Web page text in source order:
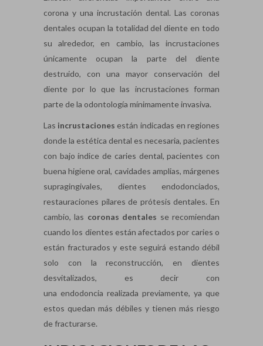
corona y una incrustación dental. Las coronas
dentales ocupan la totalidad del diente en todo
su alrededor, en cambio, las incrustaciones
únicamente ocupan la parte del diente
destruido, con una mayor conservación del
diente por lo que las incrustaciones forman
parte de la odontología mínimamente invasiva.
Las incrustaciones están indicadas en regiones
donde la estética dental es necesaria, pacientes
con bajo índice de caries dental, pacientes con
buena higiene oral, cavidades amplias, márgenes
supragingivales, dientes endodonciados,
restauraciones pilares de prótesis dentales. En
cambio, las coronas dentales se recomiendan
cuando los dientes están afectados por caries o
están fracturados y este seguirá estando débil
solo con la reconstrucción, en dientes
desvitalizados, es decir con
una endodoncia realizada previamente, ya que
estos quedan más débiles y tienen más riesgo
de fracturarse.